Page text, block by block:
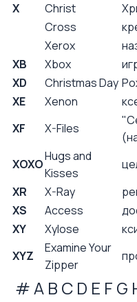
X
Christ
Cross
Xerox
XB
Xbox
XD
Christmas Day
XE
Xenon
XF
X-Files
XOXO
Hugs and
Kisses
XR
X-Ray
XS
Access
XY
Xylose
XYZ
Examine Your
Zipper
#A B C D E F G